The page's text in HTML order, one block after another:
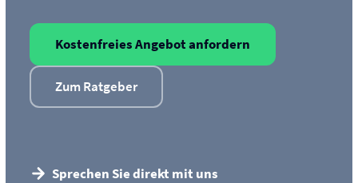
Kostenfreies Angebot anfordern
Zum Ratgeber
Sprechen Sie direkt mit uns